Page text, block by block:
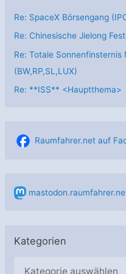
Re: SpaceX Börsengang
Re: Chinesische Jielong
Re: Totale
(BW,RP,SL,LUX)
Re: **ISS** <Hauptthema>
Raumfahrer.net auf
Kategorien